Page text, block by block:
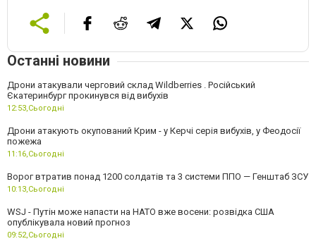
Останні новини
Дрони атакували черговий склад Wildberries . Російський
Єкатеринбург прокинувся від вибухів
12:53,Сьогодні
Дрони атакують окупований Крим - у Керчі серія вибухів, у Феодосії
пожежа
11:16,Сьогодні
Ворог втратив понад 1200 солдатів та 3 системи ППО — Генштаб ЗСУ
10:13,Сьогодні
WSJ - Путін може напасти на НАТО вже восени: розвідка США
опублікувала новий прогноз
09:52,Сьогодні